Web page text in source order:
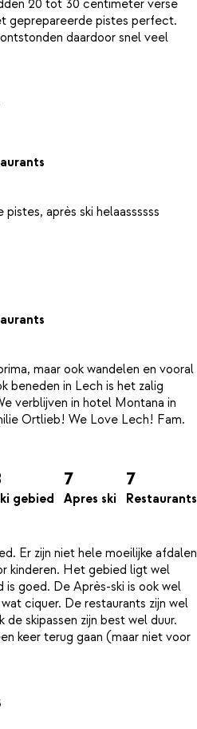
20 tot 30 centimeter verse
geprepareerde pistes perfect.
daardoor snel veel
maar ook wandelen en vooral
beneden in Lech is het zalig
verblijven in hotel Montana in
Ortlieb! We Love Lech! Fam.
gebied
7
Apres ski
7
Restaurants
Er zijn niet hele moeilijke afdalen
kinderen. Het gebied ligt wel
is goed. De Après-ski is ook wel
ciquer. De restaurants zijn wel
skipassen zijn best wel duur.
keer terug gaan (maar niet voor